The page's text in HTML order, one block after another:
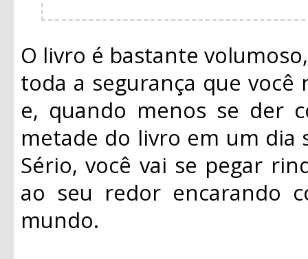
O livro é bastante
toda a segurança que
e, quando menos se der
metade do livro em um dia
Sério, você vai se pegar
ao seu redor encarando
mundo.